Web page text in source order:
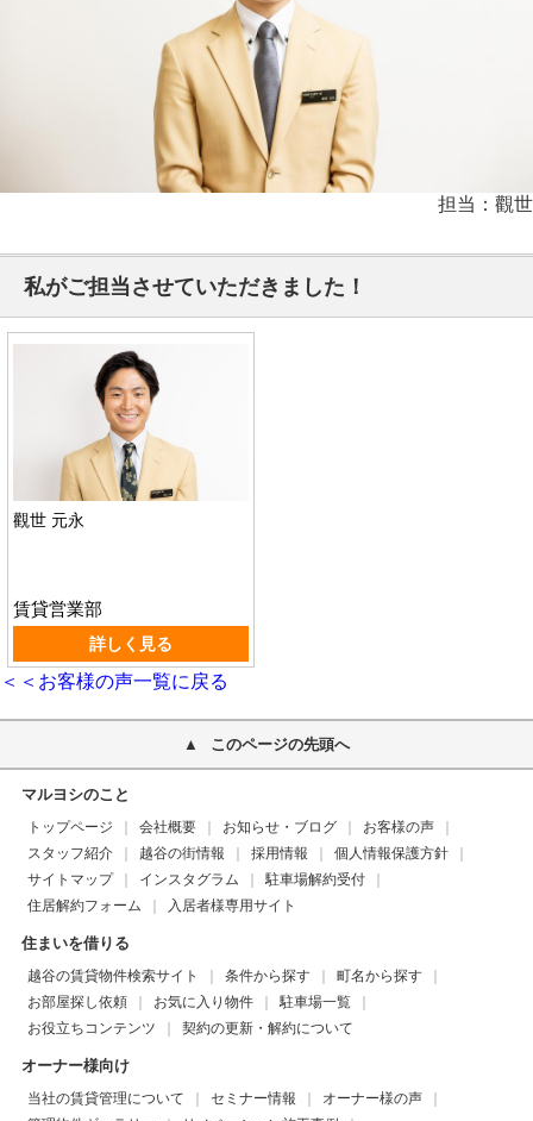
担当：觀世
私がご担当させていただきました！
觀世 元永
賃貸営業部
詳しく見る
＜＜お客様の声一覧に戻る
このページの先頭へ
マルヨシのこと
トップページ 会社概要 お知らせ・ブログ
お客様の声
スタッフ紹介
越谷の街情報 採用情報
個人情報保護方針
サイトマップ
インスタグラム
駐車場解約受付
住居解約フォーム
入居者様専用サイト
住まいを借りる
越谷の賃貸物件検索サイト 条件から探す
町名から探す
お部屋探し依頼
お気に入り物件
駐車場一覧
お役立ちコンテンツ
契約の更新・解約について
オーナー様向け
当社の賃貸管理について セミナー情報
オーナー様の声